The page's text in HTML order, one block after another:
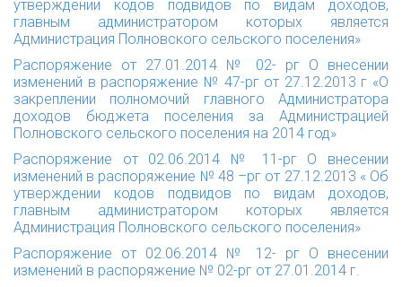
утверждении кодов подвидов по видам доходов,
главным администратором которых является
Администрация Полновского сельского поселения»
Распоряжение от 27.01.2014 № 02- рг О внесении
изменений в распоряжение № 47-рг от 27.12.2013 г «О
закреплении полномочий главного Администратора
доходов бюджета поселения за Администрацией
Полновского сельского поселения на 2014 год»
Распоряжение от 02.06.2014 № 11-рг О внесении
изменений в распоряжение № 48 –рг от 27.12.2013 « Об
утверждении кодов подвидов по видам доходов,
главным администратором которых является
Администрация Полновского сельского поселения»
Распоряжение от 02.06.2014 № 12- рг О внесении
изменений в распоряжение № 02-рг от 27.01.2014 г.